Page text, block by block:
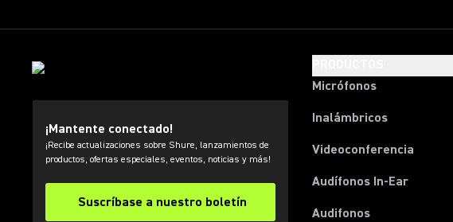
¡Mantente conectado!
¡Recibe actualizaciones sobre Shure, lanzamientos de
productos, ofertas especiales, eventos, noticias y más!
Suscríbase a nuestro boletín
Micrófonos
Inalámbricos
Videoconferencia
Audífonos In-Ear
Audifonos